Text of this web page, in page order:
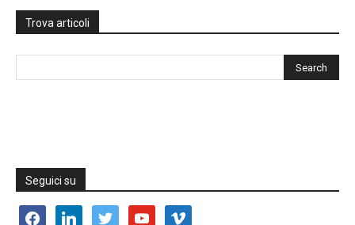
Trova articoli
Seguici su
facebooklinkedin twitter youtube vimeo